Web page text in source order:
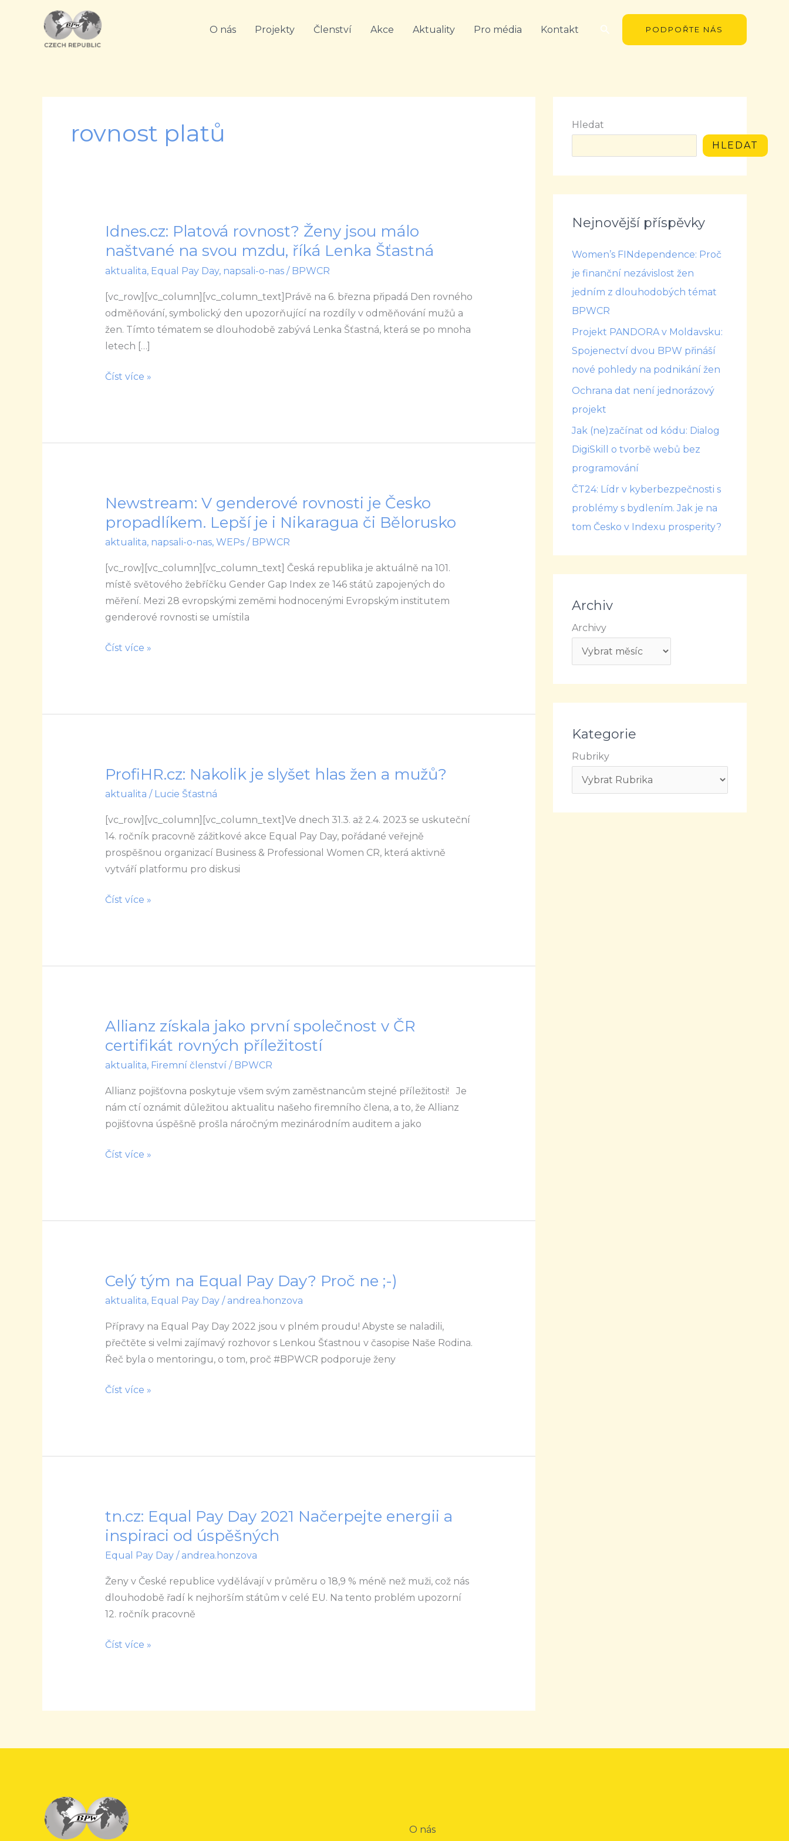
O nás Projekty Členství Akce Aktuality Pro média Kontakt Hledat PODPOŘTE NÁS
rovnost platů
Idnes.cz: Platová rovnost? Ženy jsou málo
naštvané na svou mzdu, říká Lenka Šťastná
aktualita, Equal Pay Day, napsali-o-nas/ BPWCR
[vc_row][vc_column][vc_column_text]Právě na 6. března připadá Den rovného
odměňování, symbolický den upozorňující na rozdíly v odměňování mužů a
žen. Tímto tématem se dlouhodobě zabývá Lenka Šťastná, která se po mnoha
letech […]
Idnes.cz:
Platová
jsou
málo
naštvané
na
mzdu,
Číst více »
Newstream: V genderové rovnosti je Česko
propadlíkem. Lepší je i Nikaragua či Bělorusko
aktualita, napsali-o-nas, WEPs/ BPWCR
[vc_row][vc_column][vc_column_text] Česká republika je aktuálně na 101.
místě světového žebříčku Gender Gap Index ze 146 států zapojených do
měření. Mezi 28 evropskými zeměmi hodnocenými Evropským institutem
genderové rovnosti se umístila
Newstream:
V
genderové
je
Česko
propadlíkem.
Lepší
iČíst více »
ProfiHR.cz: Nakolik je slyšet hlas žen a mužů?
aktualita / Lucie Šťastná
[vc_row][vc_column][vc_column_text]Ve dnech 31.3. až 2.4. 2023 se uskuteční
14. ročník pracovně zážitkové akce Equal Pay Day, pořádané veřejně
prospěšnou organizací Business & Professional Women CR, která aktivně
vytváří platformu pro diskusi
ProfiHR.cz:
Nakolik
slyšet
hlas
žen
a
Číst více »
Allianz získala jako první společnost v ČR
certifikát rovných příležitostí
aktualita, Firemní členství/ BPWCR
Allianz pojišťovna poskytuje všem svým zaměstnancům stejné příležitosti! Je
nám ctí oznámit důležitou aktualitu našeho firemního člena, a to, že Allianz
pojišťovna úspěšně prošla náročným mezinárodním auditem a jako
Allianz
získala
společnost
v
ČR
rovných
Číst více »
Celý tým na Equal Pay Day? Proč ne ;-)
aktualita, Equal Pay Day/ andrea.honzova
Přípravy na Equal Pay Day 2022 jsou v plném proudu! Abyste se naladili,
přečtěte si velmi zajímavý rozhovor s Lenkou Šťastnou v časopise Naše Rodina.
Řeč byla o mentoringu, o tom, proč #BPWCR podporuje ženy
Celý
tým
Equal
Pay
Day?
ne
Číst více »
tn.cz: Equal Pay Day 2021 Načerpejte energii a
inspiraci od úspěšných
Equal Pay Day/ andrea.honzova
Ženy v České republice vydělávají v průměru o 18,9 % méně než muži, což nás
dlouhodobě řadí k nejhorším státům v celé EU. Na tento problém upozorní
12. ročník pracovně
tn.cz:
Equal
Day
2021
Načerpejte
energii
inspiraci
Číst více »
Hledat
HLEDAT
Nejnovější příspěvky
Women’s FINdependence: Proč
je finanční nezávislost žen
jedním z dlouhodobých témat
BPWCR
Projekt PANDORA v Moldavsku:
Spojenectví dvou BPW přináší
nové pohledy na podnikání žen
Ochrana dat není jednorázový
projekt
Jak (ne)začínat od kódu: Dialog
DigiSkill o tvorbě webů bez
programování
ČT24: Lídr v kyberbezpečnosti s
problémy s bydlením. Jak je na
tom Česko v Indexu prosperity?
Archiv
Archivy
Kategorie
Rubriky
O nás